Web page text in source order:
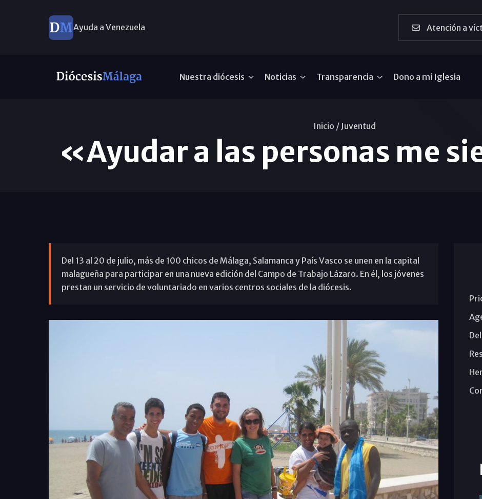
Ayuda a Venezuela Atención a
Nuestra diócesis Noticias Transparencia Dono a mi Iglesia
Inicio / Juventud
«Ayudar a las personas me
Del 13 al 20 de julio, más de 100 chicos de Málaga, Salamanca y País Vasco se unen en la capital
malagueña para participar en una nueva edición del Campo de Trabajo Lázaro. En él, los jóvenes
prestan un servicio de voluntariado en varios centros sociales de la diócesis.